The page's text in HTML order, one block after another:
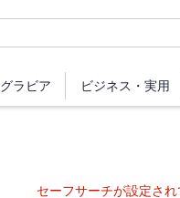
グラビア ビジネス ・実用
セーフサーチが設定さ